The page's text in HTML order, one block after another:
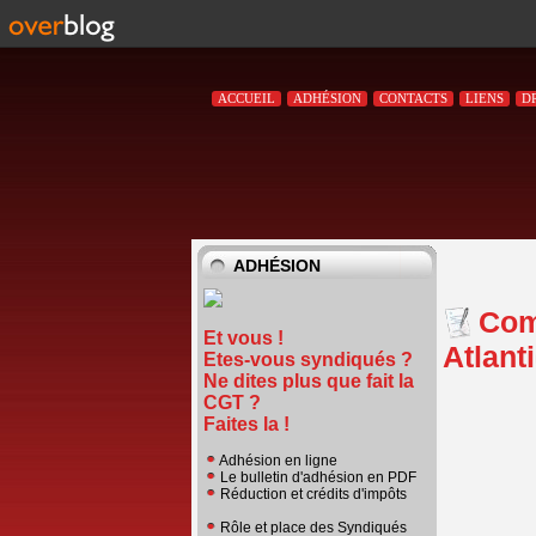
ACCUEIL ADHÉSION CONTACTS LIENS
ADHÉSION
Et vous !
Etes-vous syndiqués ?
Ne dites plus que fait la
CGT ?
Faites la !
Adhésion en ligne
Le bulletin d'adhésion en PDF
Réduction et crédits d'impôts
Rôle et place des Syndiqués